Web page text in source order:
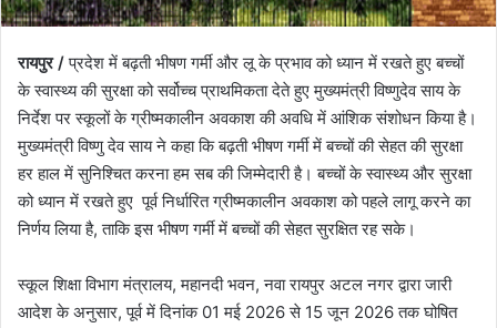
रायपुर /प्रदेश में बढ़ती भीषण गर्मी और लू के प्रभाव को ध्यान में रखते हुए बच्चों
के स्वास्थ्य की सुरक्षा को सर्वोच्च प्राथमिकता देते हुए मुख्यमंत्री विष्णुदेव साय के
निर्देश पर स्कूलों के ग्रीष्मकालीन अवकाश की अवधि में आंशिक संशोधन किया है।
मुख्यमंत्री विष्णु देव साय ने कहा कि बढ़ती भीषण गर्मी में बच्चों की सेहत की सुरक्षा
हर हाल में सुनिश्चित करना हम सब की जिम्मेदारी है। बच्चों के स्वास्थ्य और सुरक्षा
को ध्यान में रखते हुए पूर्व निर्धारित ग्रीष्मकालीन अवकाश को पहले लागू करने का
निर्णय लिया है, ताकि इस भीषण गर्मी में बच्चों की सेहत सुरक्षित रह सके।
स्कूल शिक्षा विभाग मंत्रालय, महानदी भवन, नवा रायपुर अटल नगर द्वारा जारी
आदेश के अनुसार, पूर्व में दिनांक 01 मई 2026 से 15 जून 2026 तक घोषित